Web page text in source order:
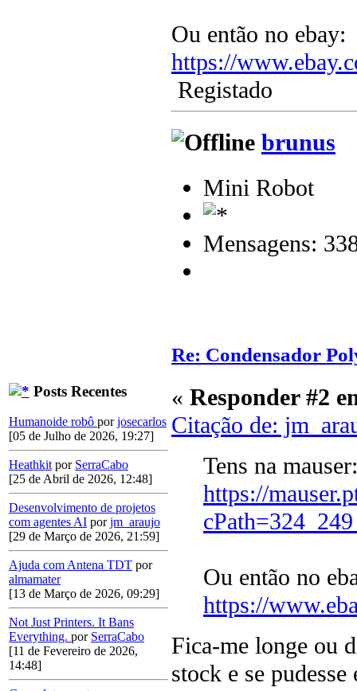
Posts Recentes
Humanoide robô porjosecarlos
[05 de Julho de 2026, 19:27]
Heathkit por SerraCabo
[25 de Abril de 2026, 12:48]
Desenvolvimento de projetos
com agentes AI porjm_araujo
[29 de Março de 2026, 21:59]
Ajuda com Antena TDT por
almamater
[13 de Março de 2026, 09:29]
Not Just Printers. It Bans
Everything. por SerraCabo
[11 de Fevereiro de 2026,
14:48]
Ou então no ebay:
https://
Registado
brunus
Mini Robot
Mensagens:
Re: Condensador
« Responder #2
Citação de:
Tens na mauser:
https://
Ou então no
https://
Fica-me longe ou
stock e se